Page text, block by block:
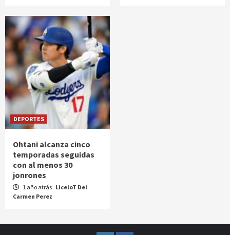
DEPORTES
Ohtani alcanza cinco
temporadas seguidas
con al menos 30
jonrones
1 año atrás LiceloT Del
Carmen Perez